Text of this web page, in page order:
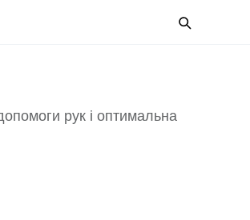
рук і оптимальна